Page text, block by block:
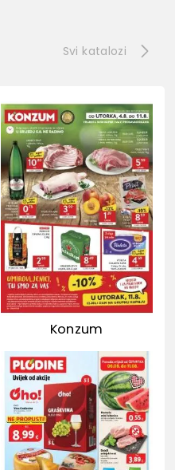
Svi katalozi
Konzum